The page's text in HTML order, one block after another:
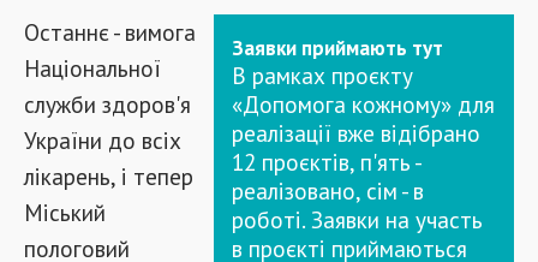
Заявки приймають тут
В рамках проєкту
«Допомога кожному» для
реалізації вже відібрано
12 проєктів, п'ять -
реалізовано, сім - в
роботі. Заявки на участь
в проєкті приймаються
Останнє - вимога
Національної
служби здоров'я
України до всіх
лікарень, і тепер
Міський
пологовий